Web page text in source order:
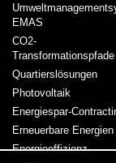
EMAS
CO2-
Transformationspfade
Quartierslösungen
Photovoltaik
Energiespar-
Erneuerbare Energien
Energieeffizienz